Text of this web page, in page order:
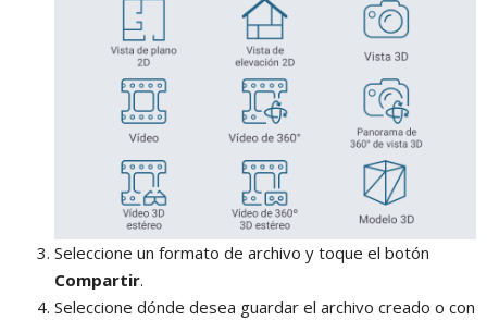
Seleccione un formato de archivo y toque el botón
Compartir.
Seleccione dónde desea guardar el archivo creado o con